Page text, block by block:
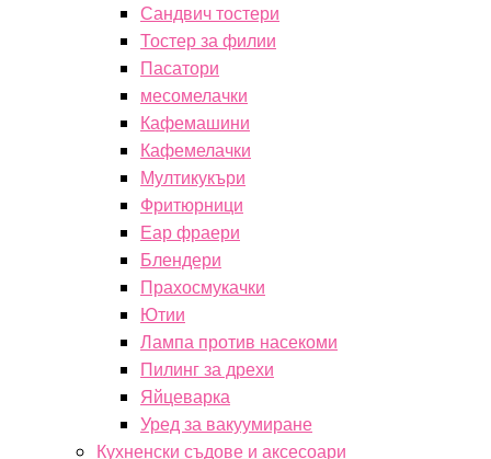
Сандвич тостери
Тостер за филии
Пасатори
месомелачки
Кафемашини
Кафемелачки
Мултикукъри
Фритюрници
Еар фраери
Блендери
Прахосмукачки
Ютии
Лампа против насекоми
Пилинг за дрехи
Яйцеварка
Уред за вакуумиране
Кухненски съдове и аксесоари